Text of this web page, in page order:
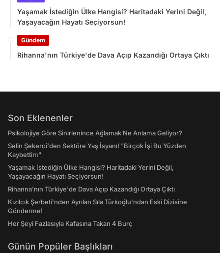
Yaşamak İstediğin Ülke Hangisi? Haritadaki Yerini Değil,
Yaşayacağın Hayatı Seçiyorsun!
Gündem
Rihanna'nın Türkiye'de Dava Açıp Kazandığı Ortaya Çıktı
Son Eklenenler
Psikolojiye Göre Sinirlenince Ağlamak Ne Anlama Geliyor?
Selin Şekerci'den Sektöre Yaş İsyanı! "Birçok İşi Bu Yüzden
Kaybettim"
Yaşamak İstediğin Ülke Hangisi? Haritadaki Yerini Değil,
Yaşayacağın Hayatı Seçiyorsun!
Rihanna'nın Türkiye'de Dava Açıp Kazandığı Ortaya Çıktı
Kızılcık Şerbeti'nden Ayrılan Sıla Türkoğlu'ndan Eski Dizisine
Gönderme!
Her Şeyi Fazlasıyla Kafasına Takan 4 Burç
Günün Popüler Başlıkları